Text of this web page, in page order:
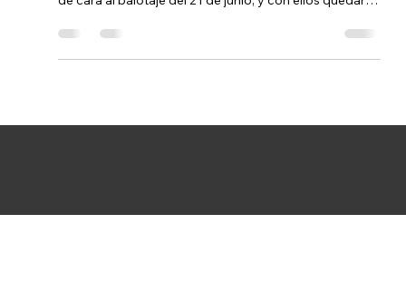
Abelardo de la Espriella y a Iván Cepeda frente a frente
de cara al balotaje del 21 de junio, y con ellos quedaron